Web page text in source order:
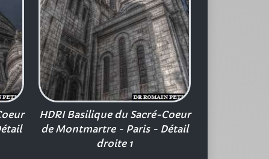
HDRI Basilique du Sacré-Coeur
de Montmartre - Paris - Détail
droite 1